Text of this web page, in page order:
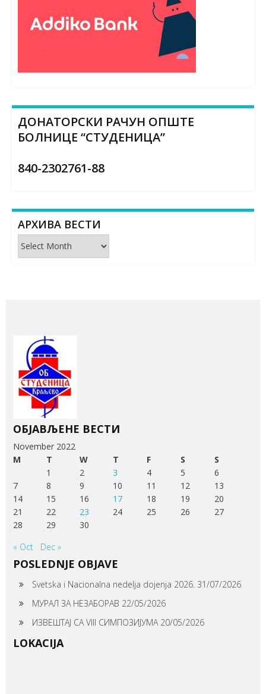
ДОНАТОРСКИ РАЧУН ОПШТЕ
БОЛНИЦЕ “СТУДЕНИЦА”
840-2302761-88
АРХИВА ВЕСТИ
Архива
вести
ОБЈАВЉЕНЕ ВЕСТИ
November 2022
M
T W T F S
S
1
2 3 4 5
6
7
8 9 10 11 12
13
14
15 16 17 18 19
20
21
22 23 24 25 26
27
28
29
30
« Oct
Dec »
POSLEDNJE OBJAVE
Svetska i Nacionalna nedelja dojenja 2026. 31/07/2026
МУРАЛ ЗА НЕЗАБОРАВ 22/05/2026
ИЗВЕШТАЈ СА VIII СИМПОЗИЈУМА 20/05/2026
LOKACIJA